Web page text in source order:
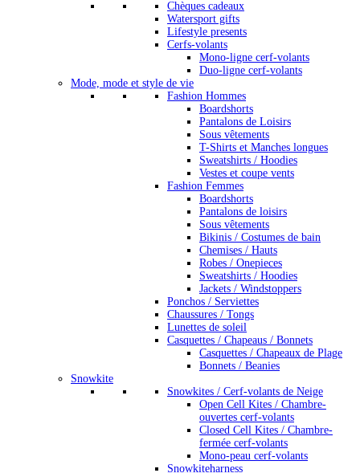
Chèques cadeaux
Watersport gifts
Lifestyle presents
Cerfs-volants
Mono-ligne cerf-volants
Duo-ligne cerf-volants
Mode, mode et style de vie
Fashion Hommes
Boardshorts
Pantalons de Loisirs
Sous vêtements
T-Shirts et Manches longues
Sweatshirts / Hoodies
Vestes et coupe vents
Fashion Femmes
Boardshorts
Pantalons de loisirs
Sous vêtements
Bikinis / Costumes de bain
Chemises / Hauts
Robes / Onepieces
Sweatshirts / Hoodies
Jackets / Windstoppers
Ponchos / Serviettes
Chaussures / Tongs
Lunettes de soleil
Casquettes / Chapeaus / Bonnets
Casquettes / Chapeaux de Plage
Bonnets / Beanies
Snowkite
Snowkites / Cerf-volants de Neige
Open Cell Kites / Chambre-
ouvertes cerf-volants
Closed Cell Kites / Chambre-
fermée cerf-volants
Mono-peau cerf-volants
Snowkiteharness